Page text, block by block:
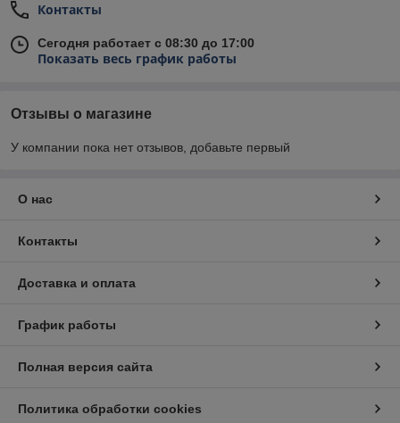
Контакты
Сегодня работает с 08:30 до 17:00
Показать весь график работы
Отзывы о магазине
У компании пока нет отзывов, добавьте первый
О нас
Контакты
Доставка и оплата
График работы
Полная версия сайта
Политика обработки cookies